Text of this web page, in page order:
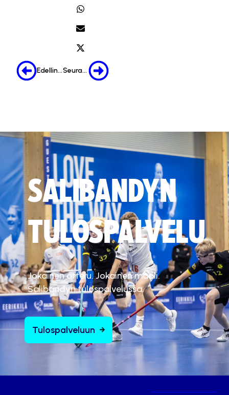
Edellinen Seuraava
SALIBANDYN
TULOSPALVELU
Jokainen ottelu. Jokainen maali.
Salibandyn tulospalvelussa.
Tulospalveluun